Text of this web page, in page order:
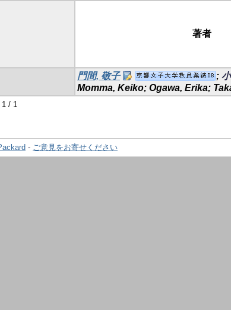
著者
門間, 敬子 ;
Momma, Keiko; Ogawa, Erika;
1 / 1
- ご意見をお寄せください